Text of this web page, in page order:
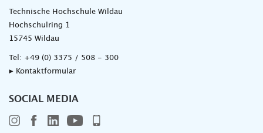
Technische Hochschule Wildau
Hochschulring 1
15745 Wildau
Tel: +49 (0) 3375 / 508 - 300
▸ Kontaktformular
SOCIAL MEDIA